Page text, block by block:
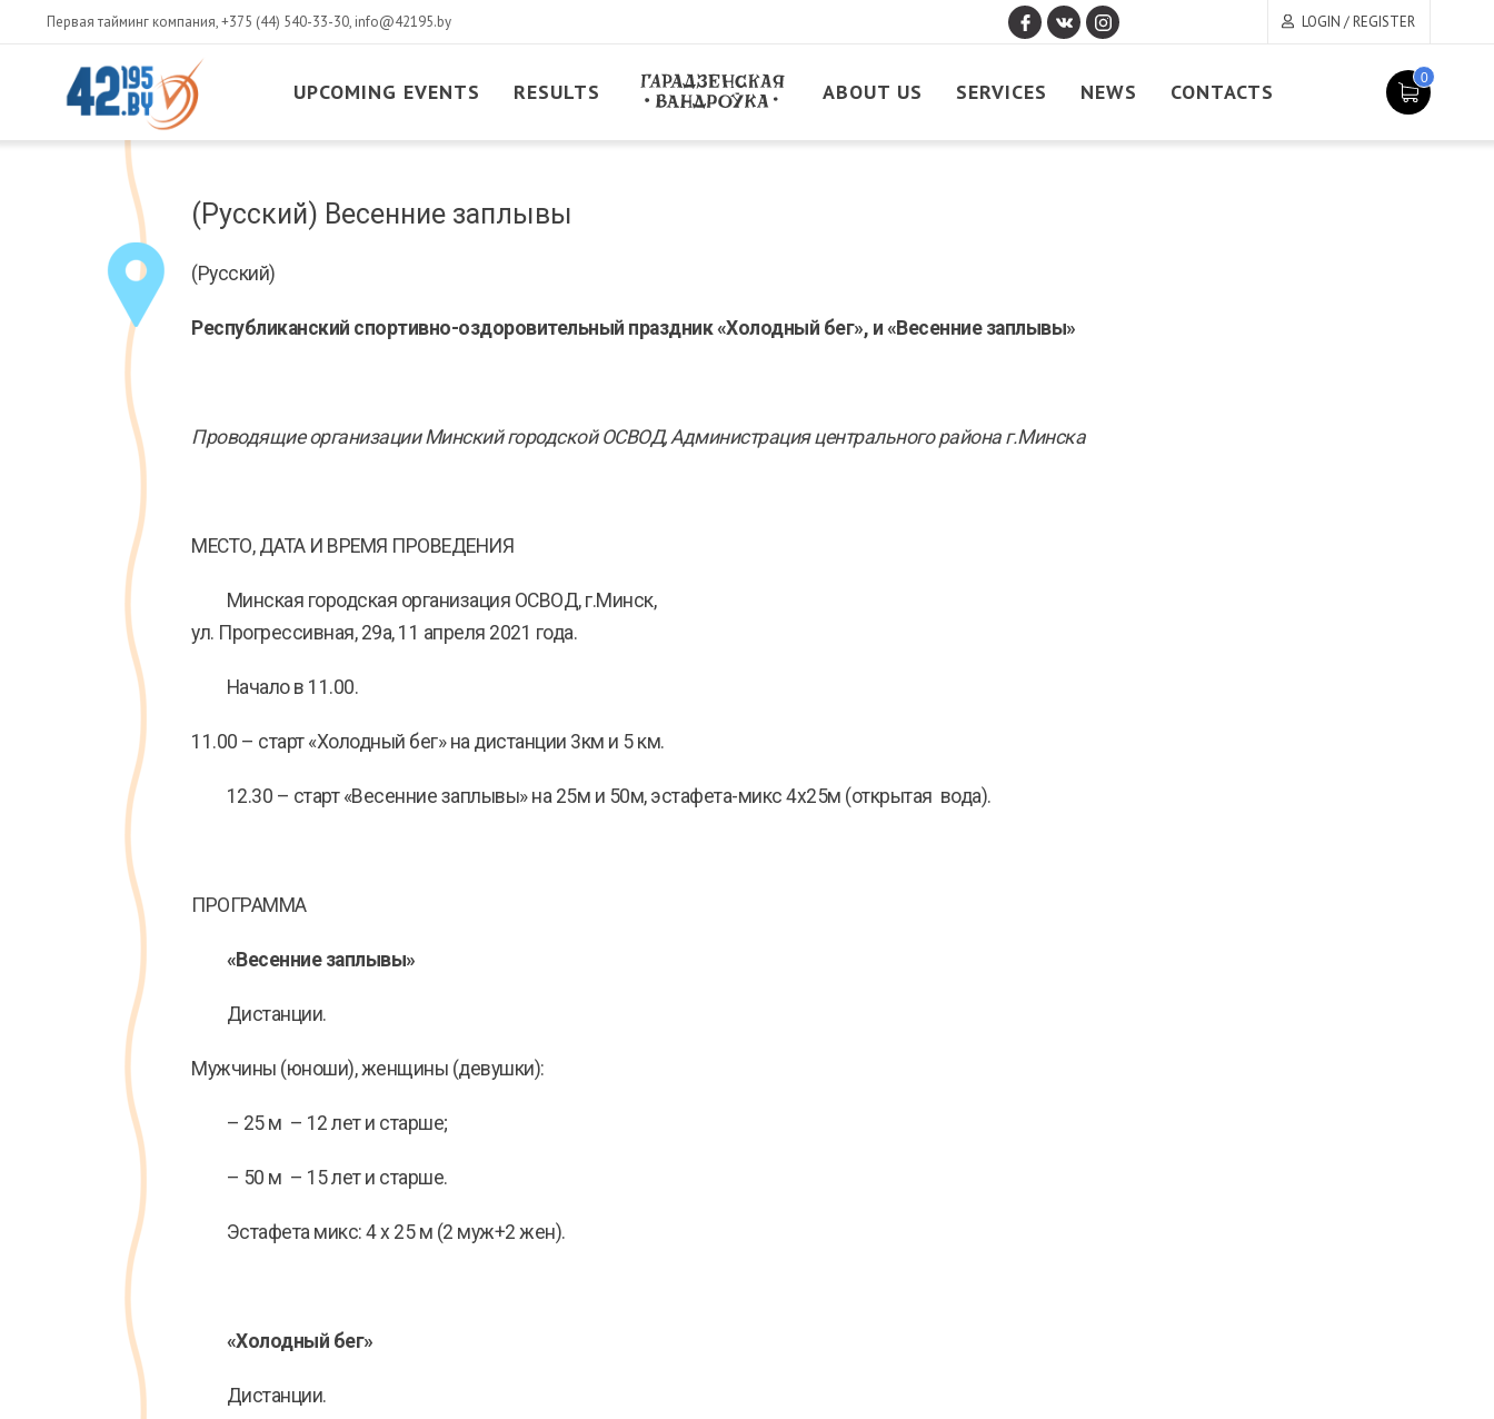
Первая тайминг компания,+375 (44) 540-33-30, info@42195.by LOGIN / REGISTER
UPCOMING EVENTS RESULTS ABOUT US SERVICES NEWS CONTACTS
0
CONTENT
14,
(Русский) Весенние заплывы
(Русский)
Республиканский спортивно-оздоровительный праздник «Холодный бег», и «Весенние заплывы»
Проводящие организации Минский городской ОСВОД, Администрация центрального района г.Минска
МЕСТО, ДАТА И ВРЕМЯ ПРОВЕДЕНИЯ
Минская городская организация ОСВОД, г.Минск,
ул. Прогрессивная, 29а, 11 апреля 2021 года.
Начало в 11.00.
11.00 – старт «Холодный бег» на дистанции 3км и 5 км.
12.30 – старт «Весенние заплывы» на 25м и 50м, эстафета-микс 4х25м (открытая вода).
ПРОГРАММА
«Весенние заплывы»
Дистанции.
Мужчины (юноши), женщины (девушки):
– 25 м – 12 лет и старше;
– 50 м – 15 лет и старше.
Эстафета микс: 4 х 25 м (2 муж+2 жен).
«Холодный бег»
Дистанции.